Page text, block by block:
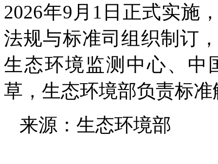
2026年9月1日正式实施
法规与标准司组织制订
生态环境监测中心、中
草，生态环境部负责标
来源：生态环境部